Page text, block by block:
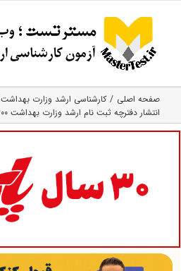
content
صفحه اصلی
کارشناسی ارشد وزارت بهداشت
انتشار دفترچه ثبت نام ارشد وزارت بهداشت ۱۴۰۰